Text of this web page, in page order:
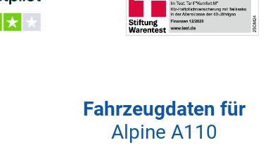
Fahrzeugdaten für
Alpine A110